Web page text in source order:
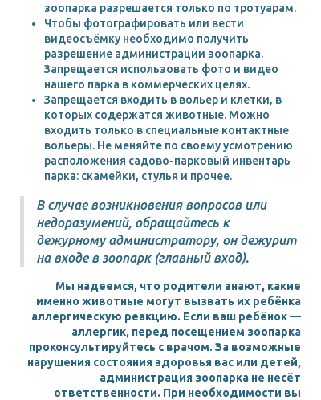
зоопарка разрешается только по тротуарам.
Чтобы фотографировать или вести
видеосъёмку необходимо получить
разрешение администрации зоопарка.
Запрещается использовать фото и видео
нашего парка в коммерческих целях.
Запрещается входить в вольер и клетки, в
которых содержатся животные. Можно
входить только в специальные контактные
вольеры. Не меняйте по своему усмотрению
расположения садово-парковый инвентарь
парка: скамейки, стулья и прочее.
В случае возникновения вопросов или
недоразумений, обращайтесь к
дежурному администратору, он дежурит
на входе в зоопарк (главный вход).
Мы надеемся, что родители знают, какие
именно животные могут вызвать их ребёнка
аллергическую реакцию. Если ваш ребёнок —
аллергик, перед посещением зоопарка
проконсультируйтесь с врачом. За возможные
нарушения состояния здоровья вас или детей,
администрация зоопарка не несёт
ответственности. При необходимости вы